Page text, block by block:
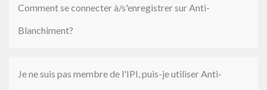
Comment se connecter à/s'enregistrer sur Anti-
Blanchiment?
Je ne suis pas membre de l'IPI, puis-je utiliser Anti-